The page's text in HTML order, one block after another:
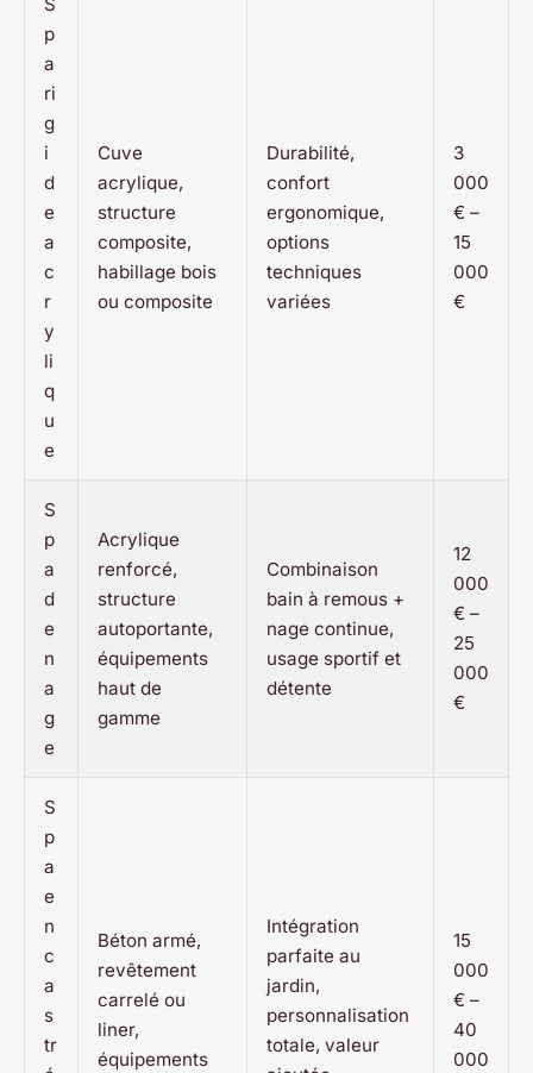
S
p
a
ri
g
i
d
e
a
c
r
y
li
q
u
e
Cuve
acrylique,
structure
composite,
habillage bois
ou composite
Durabilité,
confort
ergonomique,
options
techniques
variées
3
000
€ –
15
000
€
S
p
a
d
e
n
a
g
e
Acrylique
renforcé,
structure
autoportante,
équipements
haut de
gamme
Combinaison
bain à remous +
nage continue,
usage sportif et
détente
12
000
€ –
25
000
€
S
p
a
e
n
c
a
s
tr
Béton armé,
revêtement
carrelé ou
liner,
équipements
Intégration
parfaite au
jardin,
personnalisation
totale, valeur
15
000
€ –
40
000